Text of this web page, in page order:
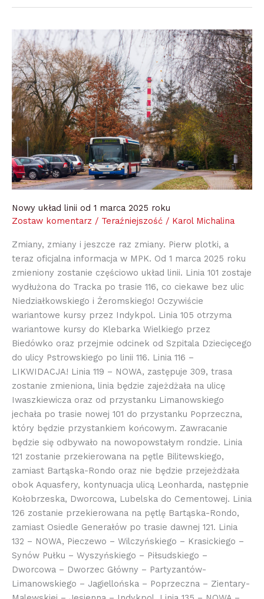
Nowy układ linii od 1 marca 2025 roku
Zostaw komentarz / Teraźniejszość / Karol Michalina
Zmiany, zmiany i jeszcze raz zmiany. Pierw plotki, a
teraz oficjalna informacja w MPK. Od 1 marca 2025 roku
zmieniony zostanie częściowo układ linii. Linia 101 zostaje
wydłużona do Tracka po trasie 116, co ciekawe bez ulic
Niedziałkowskiego i Żeromskiego! Oczywiście
wariantowe kursy przez Indykpol. Linia 105 otrzyma
wariantowe kursy do Klebarka Wielkiego przez
Biedówko oraz przejmie odcinek od Szpitala Dziecięcego
do ulicy Pstrowskiego po linii 116. Linia 116 –
LIKWIDACJA! Linia 119 – NOWA, zastępuje 309, trasa
zostanie zmieniona, linia będzie zajeżdżała na ulicę
Iwaszkiewicza oraz od przystanku Limanowskiego
jechała po trasie nowej 101 do przystanku Poprzeczna,
który będzie przystankiem końcowym. Zawracanie
będzie się odbywało na nowopowstałym rondzie. Linia
121 zostanie przekierowana na pętle Bilitewskiego,
zamiast Bartąska-Rondo oraz nie będzie przejeżdżała
obok Aquasfery, kontynuacja ulicą Leonharda, następnie
Kołobrzeska, Dworcowa, Lubelska do Cementowej. Linia
126 zostanie przekierowana na pętlę Bartąska-Rondo,
zamiast Osiedle Generałów po trasie dawnej 121. Linia
132 – NOWA, Pieczewo – Wilczyńskiego – Krasickiego –
Synów Pułku – Wyszyńskiego – Piłsudskiego –
Dworcowa – Dworzec Główny – Partyzantów-
Limanowskiego – Jagiellońska – Poprzeczna – Zientary-
Nowy
układ
linii
od
1
marca
2025
roku